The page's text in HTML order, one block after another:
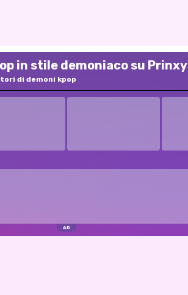
in stile demoniaco su Prinxy
di demoni kpop